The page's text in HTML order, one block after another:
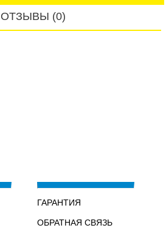
ОТЗЫВЫ (0)
ГАРАНТИЯ
ОБРАТНАЯ СВЯЗЬ